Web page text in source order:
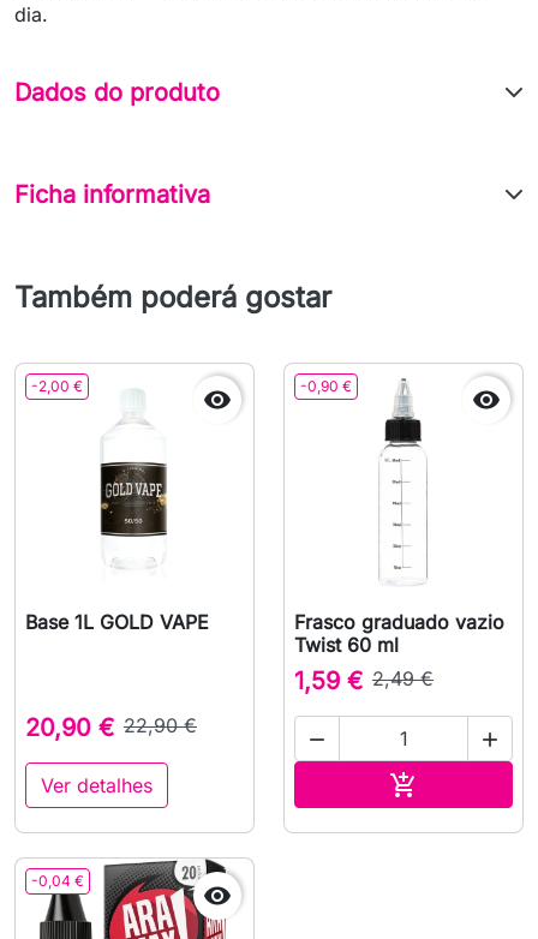
dia.
Dados do produto
Ficha informativa
Também poderá gostar
-2,00 € 
Base 1L GOLD VAPE
20,90 € 22,90 €
Ver detalhes
-0,90 € 
Frasco graduado vazio
Twist 60 ml
1,59 € 2,49 €
 

-0,04 € 